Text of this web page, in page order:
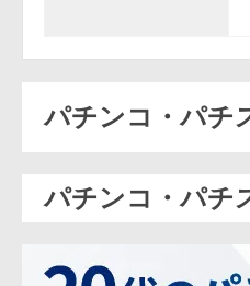
パチンコ・パチ
パチンコ・パチ